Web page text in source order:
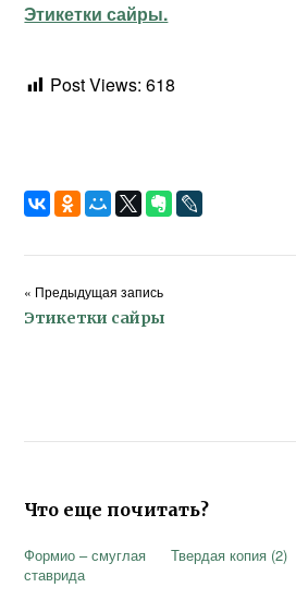
Этикетки сайры.
Post Views: 618
« Предыдущая запись
Этикетки сайры
Что еще почитать?
Формио – смуглая
ставрида
Твердая копия (2)